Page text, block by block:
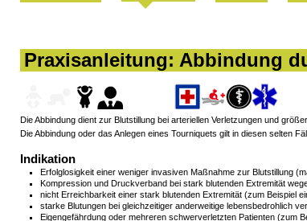
Praxisanleitung: Abbindung
Die Abbindung dient zur Blutstillung bei arteriellen Verletzungen und
Die Abbindung oder das Anlegen eines Tourniquets gilt in diesen selten
Indikation
Erfolglosigkeit einer weniger invasiven Maßnahme zur Blutstillung
Kompression und Druckverband bei stark blutenden Extremität
nicht Erreichbarkeit einer stark blutenden Extremität (zum Beispiel
starke Blutungen bei gleichzeitiger anderweitige lebensbedrohlich
Eigengefährdung oder mehreren schwerverletzten Patienten (zum